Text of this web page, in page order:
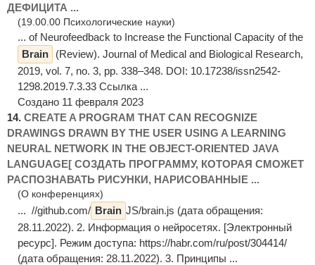
ДЕФИЦИТА ...
(19.00.00 Психологические науки)
... of Neurofeedback to Increase the Functional Capacity of the
Brain
(Review). Journal of Medical and Biological Research,
2019, vol. 7, no. 3, pp. 338–348. DOI: 10.17238/issn2542-
1298.2019.7.3.33 Ссылка ...
Создано 11 февраля 2023
14. CREATE A PROGRAM THAT CAN RECOGNIZE
DRAWINGS DRAWN BY THE USER USING A LEARNING
NEURAL NETWORK IN THE OBJECT-ORIENTED JAVA
LANGUAGE[ СОЗДАТЬ ПРОГРАММУ, КОТОРАЯ СМОЖЕТ
РАСПОЗНАВАТЬ РИСУНКИ, НАРИСОВАННЫЕ ...
(О конференциях)
... //github.com/ Brain JS/brain.js (дата обращения:
28.11.2022). 2. Информация о нейросетях. [Электронный
ресурс]. Режим доступа: https://habr.com/ru/post/304414/
(дата обращения: 28.11.2022). 3. Принципы ...